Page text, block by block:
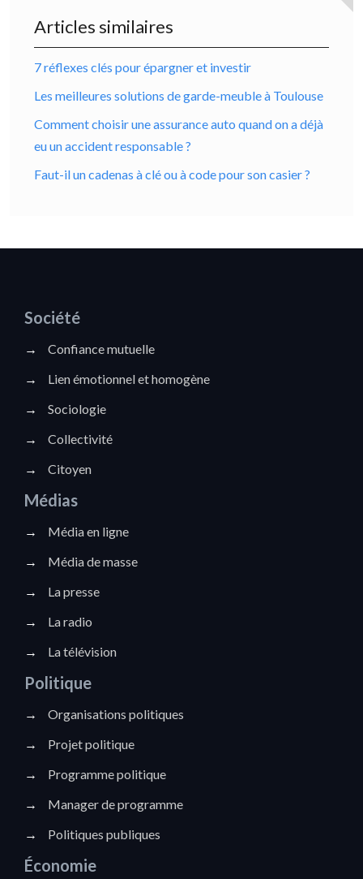
Articles similaires
7 réflexes clés pour épargner et investir
Les meilleures solutions de garde-meuble à Toulouse
Comment choisir une assurance auto quand on a déjà
eu un accident responsable ?
Faut-il un cadenas à clé ou à code pour son casier ?
Société
→
Confiance mutuelle
→
Lien émotionnel et homogène
→
Sociologie
→
Collectivité
→
Citoyen
Médias
→
Média en ligne
→
Média de masse
→
La presse
→
La radio
→
La télévision
Politique
→
Organisations politiques
→
Projet politique
→
Programme politique
→
Manager de programme
→
Politiques publiques
Économie